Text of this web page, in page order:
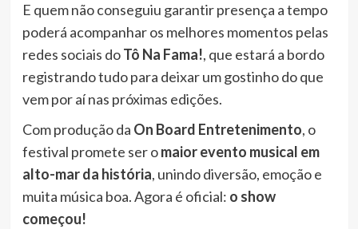
E quem não conseguiu garantir presença a tempo
poderá acompanhar os melhores momentos pelas
redes sociais doTô Na Fama!, que estará a bordo
registrando tudo para deixar um gostinho do que
vem por aí nas próximas edições.
Com produção da On Board Entretenimento, o
festival promete ser omaior evento musical em
alto-mar da história, unindo diversão, emoção e
muita música boa. Agora é oficial: o show
começou!